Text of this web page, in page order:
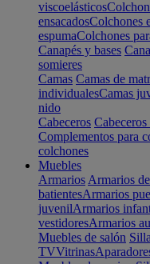
viscoelásticos
ensacadosColchones
espumaColchones
Canapés y bases
somieres
Camas Camas de
individualesCamas
nido
Cabeceros
Complementos para
colchones
Muebles
Armarios Armarios
batientesArmarios
juvenilArmarios
vestidoresArmarios
Muebles de salón
TVVitrinas